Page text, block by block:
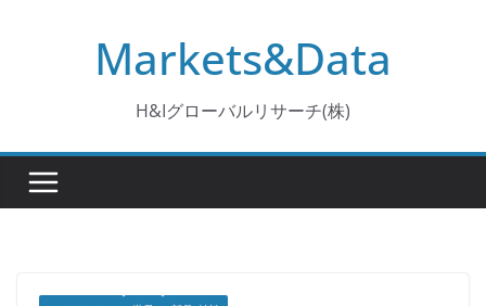
Markets&Data
H&Iグローバルリサーチ(株)